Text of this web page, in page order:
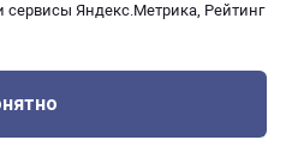
Яндекс.Метрика, Рейтинг